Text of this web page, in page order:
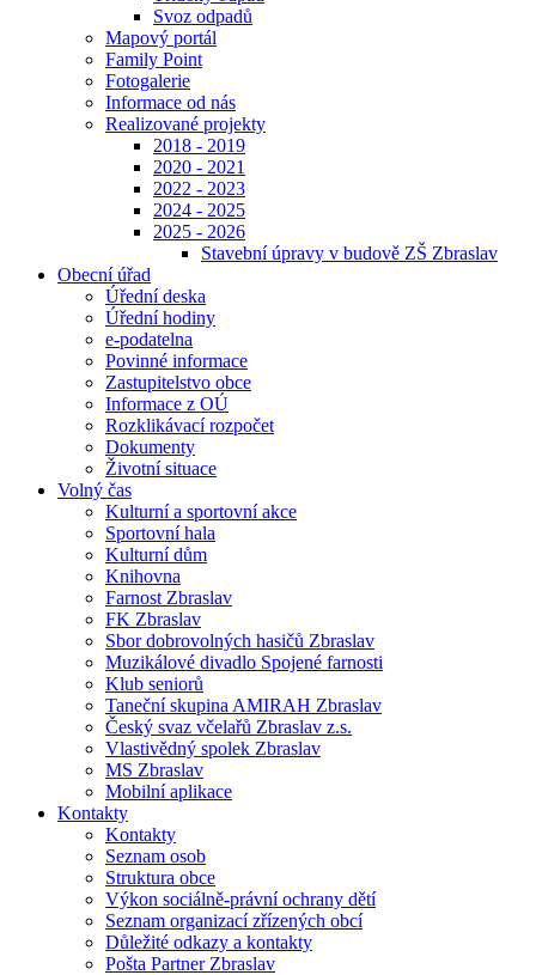
Svoz odpadů
Mapový portál
Family Point
Fotogalerie
Informace od nás
Realizované projekty
2018 - 2019
2020 - 2021
2022 - 2023
2024 - 2025
2025 - 2026
Stavební úpravy v budově ZŠ Zbraslav
Obecní úřad
Úřední deska
Úřední hodiny
e-podatelna
Povinné informace
Zastupitelstvo obce
Informace z OÚ
Rozklikávací rozpočet
Dokumenty
Životní situace
Volný čas
Kulturní a sportovní akce
Sportovní hala
Kulturní dům
Knihovna
Farnost Zbraslav
FK Zbraslav
Sbor dobrovolných hasičů Zbraslav
Muzikálové divadlo Spojené farnosti
Klub seniorů
Taneční skupina AMIRAH Zbraslav
Český svaz včelařů Zbraslav z.s.
Vlastivědný spolek Zbraslav
MS Zbraslav
Mobilní aplikace
Kontakty
Kontakty
Seznam osob
Struktura obce
Výkon sociálně-právní ochrany dětí
Seznam organizací zřízených obcí
Důležité odkazy a kontakty
Pošta Partner Zbraslav